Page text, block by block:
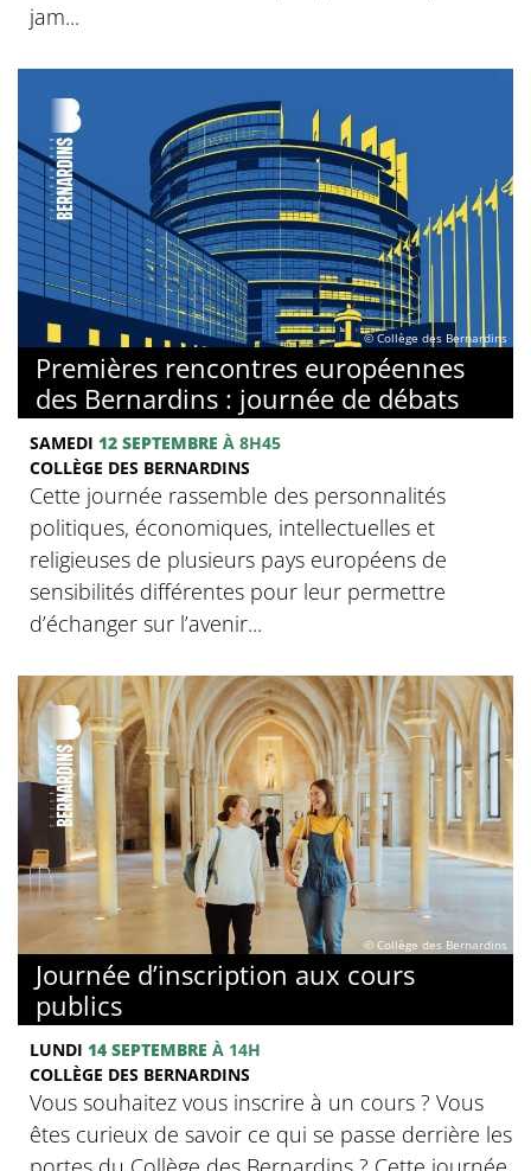
jam...
© Collège des Bernardins
Premières rencontres européennes
des Bernardins : journée de débats
SAMEDI 12 SEPTEMBRE À 8H45
COLLÈGE DES BERNARDINS
Cette journée rassemble des personnalités
politiques, économiques, intellectuelles et
religieuses de plusieurs pays européens de
sensibilités différentes pour leur permettre
d’échanger sur l’avenir...
© Collège des Bernardins
Journée d’inscription aux cours
publics
LUNDI 14 SEPTEMBRE À 14H
COLLÈGE DES BERNARDINS
Vous souhaitez vous inscrire à un cours ? Vous
êtes curieux de savoir ce qui se passe derrière les